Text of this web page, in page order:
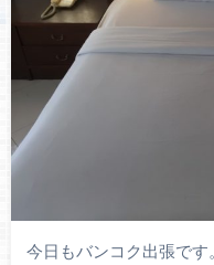
今日もバンコク出張で